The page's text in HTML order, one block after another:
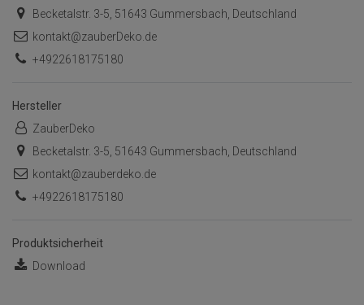
Becketalstr. 3-5, 51643 Gummersbach, Deutschland
kontakt@zauberDeko.de
+4922618175180
Hersteller
ZauberDeko
Becketalstr. 3-5, 51643 Gummersbach, Deutschland
kontakt@zauberdeko.de
+4922618175180
Produktsicherheit
Download